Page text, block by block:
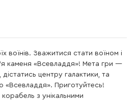
воїнів. Зважитися стати воїном і
каменя «Всевладдя»! Мета гри —
дістатись центру галактики, та
«Всевладдя». Приготуйтесь!
з унікальними